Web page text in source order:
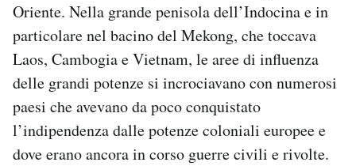
Oriente. Nella grande penisola dell’Indocina e in
particolare nel bacino del Mekong, che toccava
Laos, Cambogia e Vietnam, le aree di influenza
delle grandi potenze si incrociavano con numerosi
paesi che avevano da poco conquistato
l’indipendenza dalle potenze coloniali europee e
dove erano ancora in corso guerre civili e rivolte.